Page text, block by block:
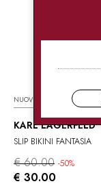
NUOVI ARRIVI
KARL LAGERFELD
SLIP BIKINI FANTASIA
€ 60.00 -50%
€ 30.00